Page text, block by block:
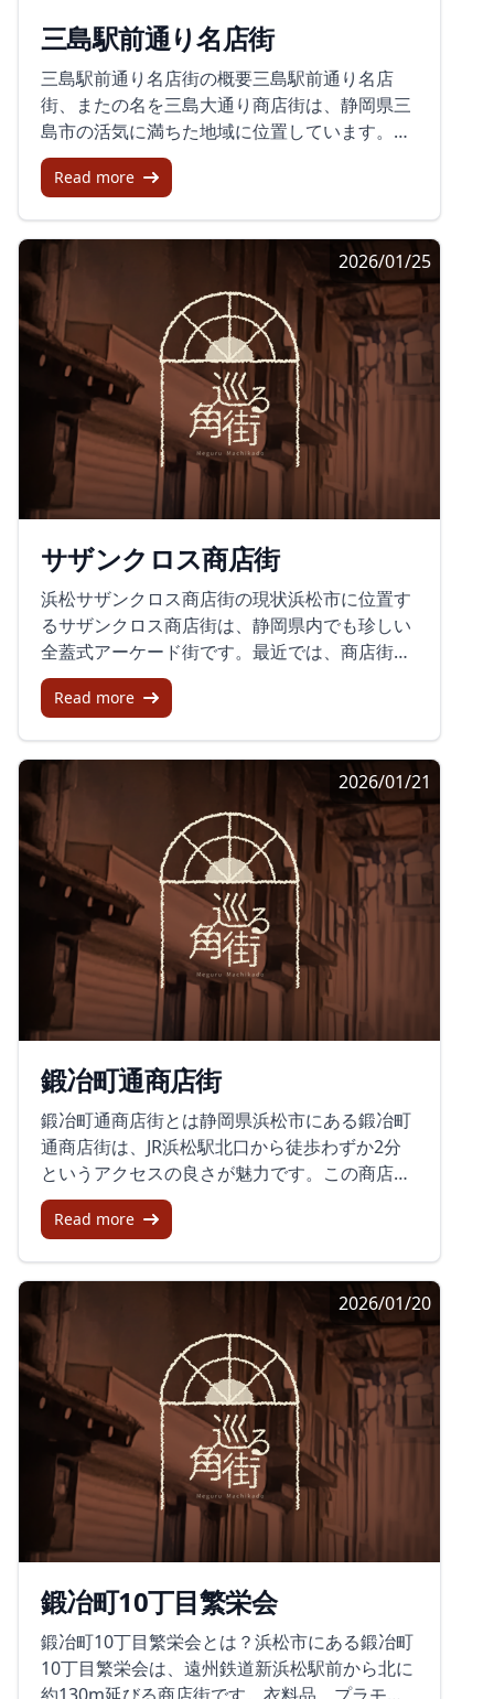
持つ独特の雰囲気を楽しみながら、地元ならで
はの特産品を味わうことができます。また、地
域活性化の取り組みも進められており、訪問者
だけでなく、地域住民もその恩恵を享受してい
ることが伺えます。ただ、商店街を最大限楽し
むには、昼間の活気ある時間帯に訪問するのが
ベストでしょう。静岡の魅力が詰まったこの商
店街に、ぜひ一度訪れてみてください。
意点商店街は熱海駅の改札から徒歩1分とアク
セスがよく、荷物が多くてもすぐに観光を始め
られます。定番のお土産から流行のスイーツま
で、商店街内でほぼ全ての買い物が済ませられ
るのも利点です。しかし、週末は多くの人で賑
わい、ベビーカーや車椅子での移動が難しくな
ることがあります。さらに、多くの店舗が夕方
には閉店するため、夜の観光には向いていませ
ん。おすすめ商品と店商店街では「伊豆揚げ」
が特に人気で、エビやチーズが入った揚げたて
の練り物は食べ歩きの定番です。老舗の競い合
う温泉まんじゅうも必見で、店ごとに異なる皮
の食感や餡の甘さを楽しむことができます。脂
の乗った「アジの干物」は地元ならではの味わ
いで、多くの旅行者が手に取っています。場所
の雰囲気と設備熱海平和通り商店街は、レトロ
な看板と新しいショップが混在し、活気に満ち
溢れています。商店街は、駅から徒歩ですぐの
便利なロケーションにあり、キャッシュレス決
買い物を楽しむことができます。少ないです
が、休憩エリアも整備されており、買い物途中
に一息つくことが可能です。結論熱海平和通り
商店街は、地元の魅力を存分に堪能できる場所
です。様々な体験を通じて、訪れる人々にとっ
て特別な思い出を提供します。駅近でアクセス
も良く、観光のスタート地点としてぴったりの
スポットです。熱海を訪れた際には、是非一度
足を運んでみてください。
三島駅前通り名店街
三島駅前通り名店街の概要三島駅前通り名店
街、またの名を三島大通り商店街は、静岡県三
島市の活気に満ちた地域に位置しています。こ
の商店街は、地元の人々の日常生活や文化を垣
間見ることのできる場所で、三つの主要エリア
中島商店街、中央町商店街です。大中島商店
街：ここは地元の人々が日常的に利用するお店
から、観光客にも魅力的な店舗まで様々です。
新鮮な食材を扱う八百屋や魚屋、手作りの雑貨
店、地元の人々に愛される定食屋や居酒屋ま
で、多彩な選択肢に恵まれています。小中島商
店街：少し小規模ながらも、地域の生活に密着
したお店が並んでいます。ここでは、地域の日
常生活に必要な物品やサービスを提供する店舗
が多くあります。中央町商店街：三島市の中心
に位置し、より都会的なショッピング体験が可
能です。ファッション、アクセサリー、カフェ
などが集まり、若者や観光客を引きつけていま
す。酒処 西島での温かい体験三島駅前通り名店
街の「酒処 西島」での体験は、単なる飲み歩き
以上の充実したものです。お母様と息子さんの
二人で運営しているアットホームな雰囲気のこ
のお店では、カウンターのみのこじんまりとし
た空間で、カラオケも楽しめます。看板メニュ
ーの「生ビール」（600円）や、お通しのマグ
ロの刺身とほうれん草の胡麻和えは訪れる人々
を温かく迎え入れます。特に印象的なのが、店
内で提供されるオツマミ「いかメボー」。いか
のクチバシ部分を干物にしたもので、ビールの
つまみに絶妙です。また、日本酒の「三島小
町」や「うなぎの肝串」もお客様の心をつかみ
ます。三島駅前通り名店街の魅力この商店街の
魅力は、老舗感と現代的な要素が見事に調和し
ているところです。日常的な買い物を楽しむこ
とができるだけでなく、地元の祭りやイベント
が頻繁に開催され、新しい発見がある場所とな
が約40年に及ぶ点や、地元の人々との温かい交
流が挙げられます。定期的に訪れるたびに新し
い発見や人々と出会う機会があり、訪れる者に
とっても特別な場所となっています。まとめ三
島駅前通り名店街は、地元の特産品を楽しむ絶
好の場所です。昭和レトロな雰囲気や新しいお
店の躍動感を体験できるこの商店街に一度訪れ
れば、その魅力に引き込まれること間違いなし
です。ぜひ、次回の静岡訪問ではこの名店街を
訪れ、地域の魅力を堪能してみてはいかがでし
ょうか。
Read more
2026/01/25
サザンクロス商店街
浜松サザンクロス商店街の現状浜松市に位置す
るサザンクロス商店街は、静岡県内でも珍しい
全蓋式アーケード街です。最近では、商店街と
しての活気は失われ、ほぼ壊滅状態と言われて
います。しかし、南口に位置するため見落とさ
ある場所です。幅広い道路と比較的清潔な屋根
が印象的で、歩くだけで心地良さを感じられま
す。コンセプトとしての『ほしの市』商店街と
しての機能を取り戻すための一つの試みとし
て、『浜松サザンクロスほしの市』が定期的に
開催されています。このマーケットは単なる賑
わいを演出するイベントではなく、地域の価値
を向上させることを目的としています。毎月第
2日曜日に、こだわりの食や暮らしをテーマ
に、多様な商品が並びます。独自のスカウト型
で出展者を選ぶことを通じ、地域の魅力を最大
限に引き出す工夫がなされています。魅力的な
体験と商店街の未来商店街で開催されるイベン
トでは、古い町並みの中に新しい試みが見受け
られることが魅力的です。例えば、自家焙煎の
コーヒーや焼き芋といった地元の味を楽しむこ
とができます。そして、一冊の本を通じた人と
人との交流も大切にされており、ブースごとに
設置された『私の本棚』がそれを実現していま
す。複数の店舗の商品を一緒にギフトとしてラ
ッピングできるコーナーも設置され、多様なニ
ーズに対応しています。未来への展望一時的な
イベントに終わらせず、浜松サザンクロス商店
街全体が新しいチャレンジの場となることを目
指しています。次世代へと誇れる町にするた
め、地域住民や訪問者にとって魅力的な場所と
なるよう取り組みが続けられています。それ
は、個々の店舗の継続・発展だけでなく、商店
街全体の活性化を目指した努力が重要です。終
わりに浜松サザンクロス商店街は、次の世代に
誇れる町を目指して、一歩一歩進化を続けてい
市』を通じ、この歴史のある商店街の可能性を
感じ、体験することができるでしょう。歩くだ
けで心地よさを感じられる商店街に一度足を運
んでみてはいかがでしょうか。
Read more
2026/01/21
鍛冶町通商店街
鍛冶町通商店街とは静岡県浜松市にある鍛冶町
通商店街は、JR浜松駅北口から徒歩わずか2分
というアクセスの良さが魅力です。この商店街
は、浜松城公園へ向かう途中にあり、地元住民
や観光客にとって馴染み深いショッピングエリ
冶町通商店街には多岐にわたる店舗が並んでい
ます。履物小売店、家庭金物販売、喫茶店、銀
行、薬局、靴小売り、菓子販売、楽器販売な
ど、これほど多様な業種が一堂に会する場所は
中々ありません。地元の人に必要な日常品か
ら、訪れた観光客が求める特別な商品までが揃
っており、ショッピングの楽しさを満喫できま
す。商店街の歴史と運営鍛冶町通商店街は、地
域の商工業の中心地として発展してきました。
現在でも、鍛冶町通商店街振興組合が活動を推
進しており、地域社会の活性化に貢献していま
す。商店街の歴史を辿ると、多くの商人たちの
努力の積み重ねが感じられ、訪れるたびに新し
い発見があります。イベントで賑わう街商店街
では時折、歩行者天国やイベントが開かれ、多
くの人で賑わいます。これにより、地域固有の
Read more
2026/01/20
鍛冶町10丁目繁栄会
鍛冶町10丁目繁栄会とは？浜松市にある鍛冶町
10丁目繁栄会は、遠州鉄道新浜松駅前から北に
約130m延びる商店街です。衣料品、プラモデ